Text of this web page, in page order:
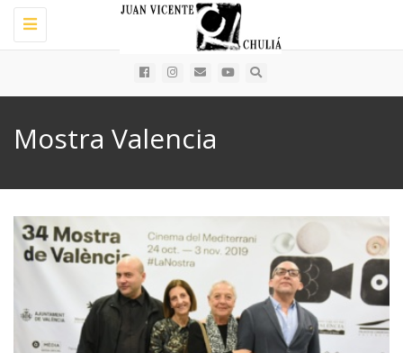
Toggle
navigation
Mostra Valencia